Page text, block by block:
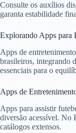
Consulte os auxílios
garanta estabilidade
Explorando Apps para
Apps de
brasileiros, integrando
essenciais para o
Apps de
Apps para assistir
diversão acessível. No
catálogos extensos.